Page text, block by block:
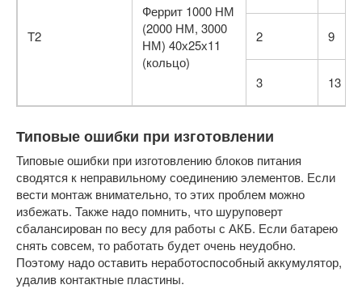
T2
Феррит 1000 НМ
(2000 НМ, 3000
НМ) 40х25х11
(кольцо)
2 9
3 13
Типовые ошибки при изготовлении
Типовые ошибки при изготовлению блоков питания
сводятся к неправильному соединению элементов. Если
вести монтаж внимательно, то этих проблем можно
избежать. Также надо помнить, что шуруповерт
сбалансирован по весу для работы с АКБ. Если батарею
снять совсем, то работать будет очень неудобно.
Поэтому надо оставить неработоспособный аккумулятор,
удалив контактные пластины.